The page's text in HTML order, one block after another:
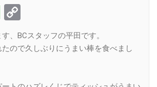
Line
Link
、BCスタッフの平田です。
ので久しぶりにうまい棒を食べまし